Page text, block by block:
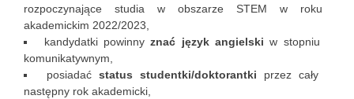
rozpoczynające studia w obszarze STEM w roku
akademickim 2022/2023,
kandydatki powinnyznać język angielski w stopniu
komunikatywnym,
posiadać status studentki/doktorantki przez cały
następny rok akademicki,